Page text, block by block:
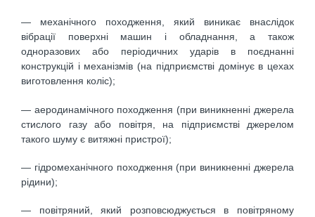
— механічного походження, який виникає внаслідок
вібрації поверхні машин і обладнання, а також
одноразових або періодичних ударів в поєднанні
конструкцій і механізмів (на підприємстві домінує в цехах
виготовлення коліс);
— аеродинамічного походження (при виникненні джерела
стислого газу або повітря, на підприємстві джерелом
такого шуму є витяжні пристрої);
— гідромеханічного походження (при виникненні джерела
рідини);
— повітряний, який розповсюджується в повітряному